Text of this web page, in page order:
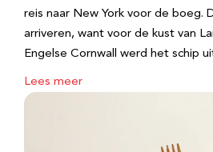
reis naar New York voor de boeg.
arriveren, want voor de kust van
Engelse Cornwall werd het schip
Lees meer